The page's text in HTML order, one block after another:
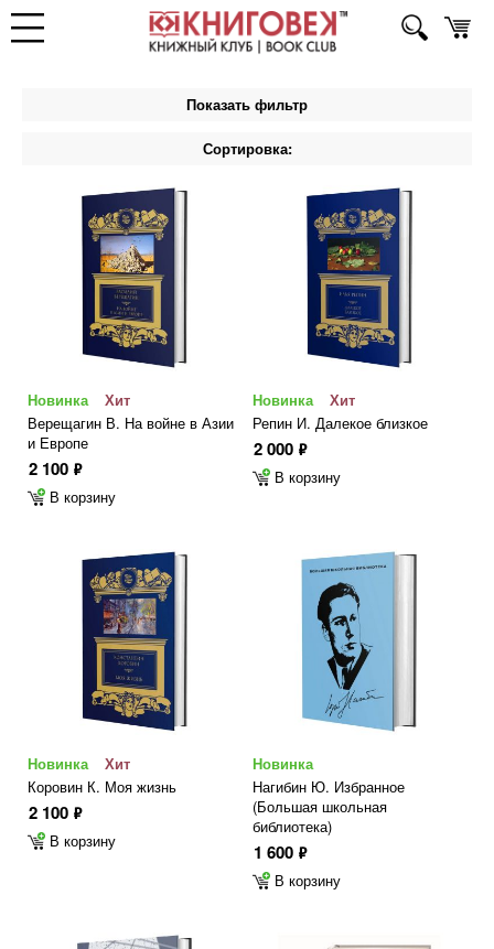
Показать фильтр
Сортировка:
Новинка
Хит
Верещагин В. На войне в Азии
и Европе
2 100 ф
В корзину
Новинка
Хит
Репин И. Далекое близкое
2 000 ф
В корзину
Новинка
Хит
Коровин К. Моя жизнь
2 100 ф
В корзину
Новинка
Нагибин Ю. Избранное
(Большая школьная
библиотека)
1 600 ф
В корзину